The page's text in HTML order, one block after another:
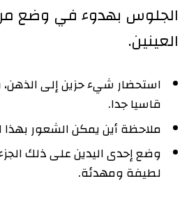
الجلوس بهدوء في وضع
العينين.
استحضار شيء حزين إلى
قاسيا جدا.
ملاحظة أين يمكن الشعور
وضع إحدى اليدين على ذلك
لطيفة ومهدئة.